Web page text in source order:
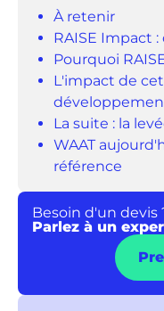
À retenir
RAISE Impact
Pourquoi
L'impact de
La suite : la
WAAT
référence
Besoin d'un devis
Parlez à un